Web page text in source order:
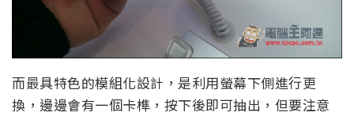
而最具特色的模組化設計，是利用螢幕下側進行更
換，邊邊會有一個卡榫，按下後即可抽出，但要注意